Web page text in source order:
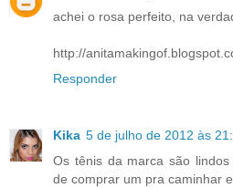
achei o rosa perfeito, na
http://
Responder
Kika 5 de julho de 2012 às
Os tênis da marca são
de comprar um pra caminhar